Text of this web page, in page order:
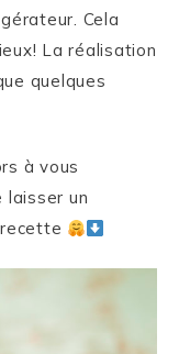
Cela
La réalisation
quelques
à vous
laisser un